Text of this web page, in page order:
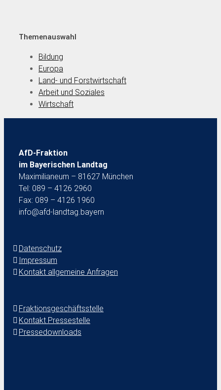
Themenauswahl
Bildung
Europa
Land- und Forstwirtschaft
Arbeit und Soziales
Wirtschaft
AfD-Fraktion
im Bayerischen Landtag
Maximilianeum – 81627 München
Tel: 089 – 4126 2960
Fax: 089 – 4126 1960
info@afd-landtag.bayern
Datenschutz
Impressum
Kontakt allgemeine Anfragen
Fraktionsgeschäftsstelle
Kontakt Pressestelle
Pressedownloads